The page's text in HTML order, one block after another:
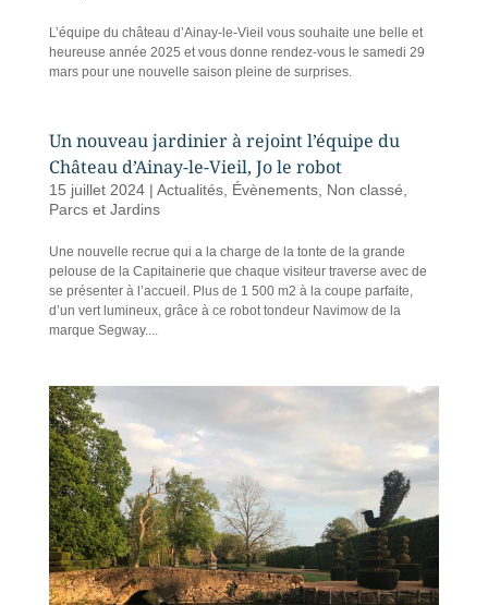
L’équipe du château d’Ainay-le-Vieil vous souhaite une belle et
heureuse année 2025 et vous donne rendez-vous le samedi 29
mars pour une nouvelle saison pleine de surprises.
Un nouveau jardinier à rejoint l’équipe du
Château d’Ainay-le-Vieil, Jo le robot
15 juillet 2024| Actualités, Évènements, Non classé
Parcs et Jardins
Une nouvelle recrue qui a la charge de la tonte de la grande
pelouse de la Capitainerie que chaque visiteur traverse avec de
se présenter à l’accueil. Plus de 1 500 m2 à la coupe parfaite,
d’un vert lumineux, grâce à ce robot tondeur Navimow de la
marque Segway....